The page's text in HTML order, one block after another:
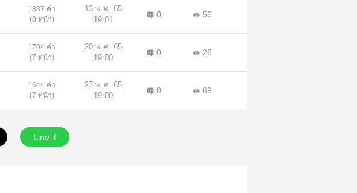
1837 คำ
(8 หน้า)
13 พ.ค. 65
19:01
0 56
1704 คำ
(7 หน้า)
20 พ.ค. 65
19:00
0 26
1644 คำ
(7 หน้า)
27 พ.ค. 65
19:00
0 69
Line it